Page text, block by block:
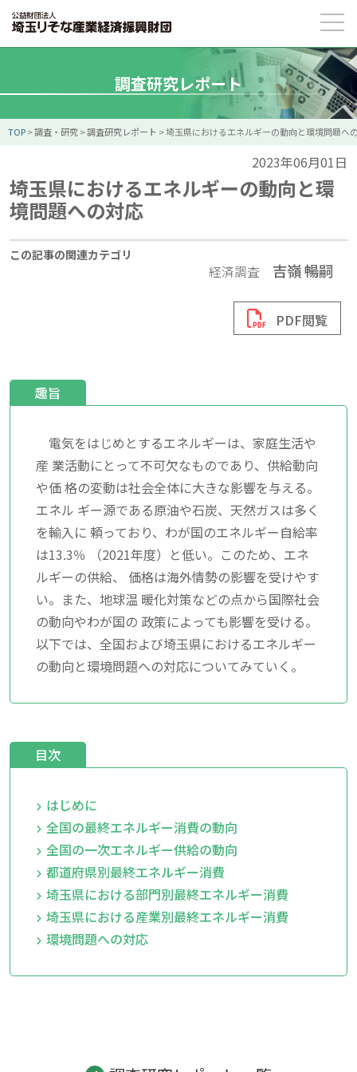
調査研究レポート
TOP>調査・研究>調査研究レポート >埼玉県におけるエネルギーの動向と環境問題へ
2023年06月01日
埼玉県におけるエネルギーの動向と環
境問題への対応
この記事の関連カテゴリ
経済調査 吉嶺 暢嗣
PDF閲覧
趣旨
電気をはじめとするエネルギーは、家庭生活や
産 業活動にとって不可欠なものであり、供給動向
や価 格の変動は社会全体に大きな影響を与える。
エネル ギー源である原油や石炭、天然ガスは多く
を輸入に 頼っており、わが国のエネルギー自給率
は13.3％ （2021年度）と低い。このため、エネ
ルギーの供給、 価格は海外情勢の影響を受けやす
い。また、地球温 暖化対策などの点から国際社会
の動向やわが国の 政策によっても影響を受ける。
以下では、全国および埼玉県におけるエネルギー
の動向と環境問題への対応についてみていく。
目次
はじめに
全国の最終エネルギー消費の動向
全国の一次エネルギー供給の動向
都道府県別最終エネルギー消費
埼玉県における部門別最終エネルギー消費
埼玉県における産業別最終エネルギー消費
環境問題への対応